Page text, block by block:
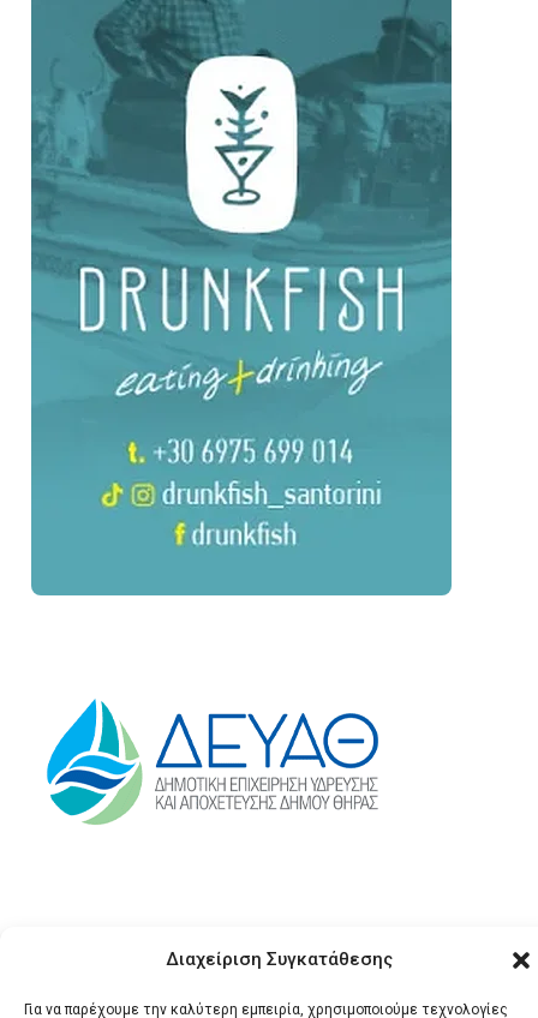
Διαχείριση Συγκατάθεσης
Για να παρέχουμε την καλύτερη εμπειρία, χρησιμοποιούμε τεχνολογίες